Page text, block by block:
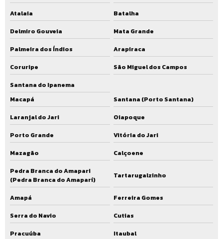
Atalaia
Batalha
Delmiro Gouveia
Mata Grande
Palmeira dos Índios
Arapiraca
Coruripe
São Miguel dos Campos
Santana do Ipanema
Macapá
Santana (Porto Santana)
Laranjal do Jari
Oiapoque
Porto Grande
Vitória do Jari
Mazagão
Calçoene
Pedra Branca do Amapari
(Pedra Branca do Amaparí)
Tartarugalzinho
Amapá
Ferreira Gomes
Serra do Navio
Cutias
Pracuúba
Itaubal